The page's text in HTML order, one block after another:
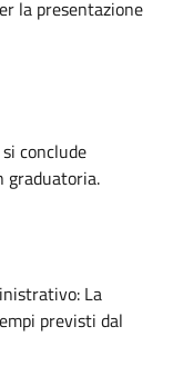
la presentazione
conclude
graduatoria.
La
previsti dal